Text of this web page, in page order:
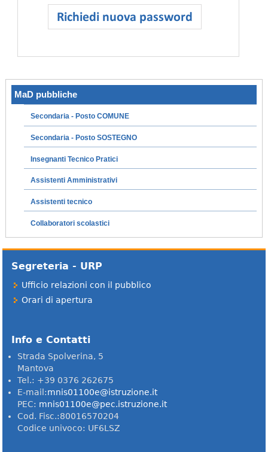
MaD pubbliche
Secondaria - Posto COMUNE
Secondaria - Posto SOSTEGNO
Insegnanti Tecnico Pratici
Assistenti Amministrativi
Assistenti tecnico
Collaboratori scolastici
Segreteria - URP
Ufficio relazioni con il pubblico
Orari di apertura
Info e Contatti
Strada Spolverina, 5
Mantova
Tel.: +39 0376 262675
E-mail:mnis01100e@istruzione.it
PEC: mnis01100e@pec.istruzione.it
Cod. Fisc.:80016570204
Codice univoco: UF6LSZ